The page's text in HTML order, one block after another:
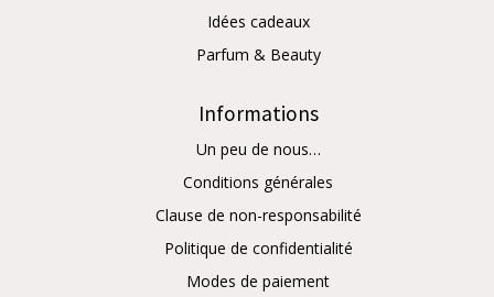
Idées cadeaux
Parfum & Beauty
Informations
Un peu de nous…
Conditions générales
Clause de non-responsabilité
Politique de confidentialité
Modes de paiement